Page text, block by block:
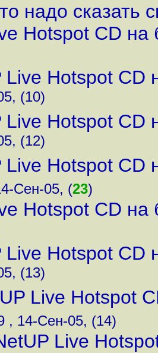
надо сказать
Hotspot CD на
Live Hotspot CD
(10)
Live Hotspot CD
(12)
Live Hotspot CD
Сен-05, (23)
Hotspot CD на
Live Hotspot CD
(13)
Live Hotspot
, 14-Сен-05, (14)
Live